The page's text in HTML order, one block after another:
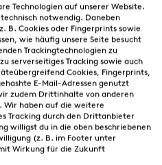
Technologien auf unserer Website.
technisch notwendig. Daneben
B. Cookies oder Fingerprints sowie
wie häufig unsere Seite besucht
Trackingtechnologien zu
serverseitiges Tracking sowie auch
Cookies, Fingerprints,
E-Mail-Adressen genutzt
zudem Drittinhalte von anderen
haben auf die weitere
Tracking durch den Drittanbieter
willigst du in die oben beschriebenen
(z. B. im Footer unter
Wirkung für die Zukunft